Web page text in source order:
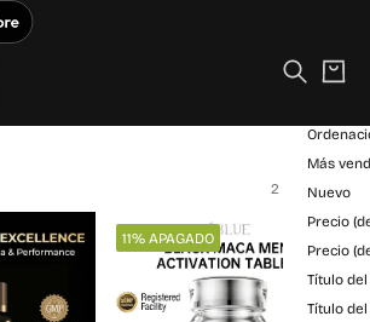
r
ri
o
Más
Nuevo
Precio
Precio
Título
Título
2 Productos
11% APAGADO